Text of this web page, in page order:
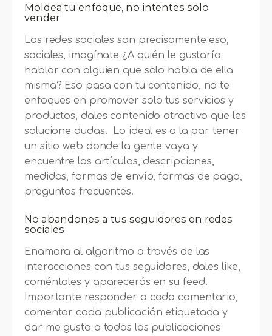
Moldea tu enfoque, no intentes solo
vender
Las redes sociales son precisamente eso,
sociales, imagínate ¿A quién le gustaría
hablar con alguien que solo habla de ella
misma? Eso pasa con tu contenido, no te
enfoques en promover solo tus servicios y
productos, dales contenido atractivo que les
solucione dudas. Lo ideal es a la par tener
un sitio web donde la gente vaya y
encuentre los artículos, descripciones,
medidas, formas de envío, formas de pago,
preguntas frecuentes.
No abandones a tus seguidores en redes
sociales
Enamora al algoritmo a través de las
interacciones con tus seguidores, dales like,
coméntales y aparecerás en su feed.
Importante responder a cada comentario,
comentar cada publicación etiquetada y
dar me gusta a todas las publicaciones